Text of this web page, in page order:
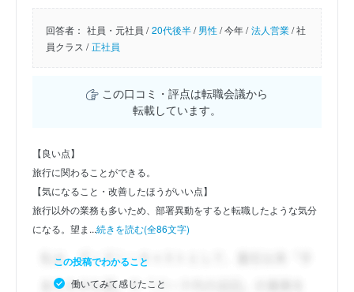
回答者： 社員・元社員 / 20代後半/男性/今年 / 法人営業/社
員クラス / 正社員
この口コミ・評点は転職会議から
転載しています。
【良い点】
旅行に関わることができる。
【気になること・改善したほうがいい点】
旅行以外の業務も多いため、部署異動をすると転職したような気分
になる。望ま...続きを読む(全86文字)
この投稿でわかること
働いてみて感じたこと